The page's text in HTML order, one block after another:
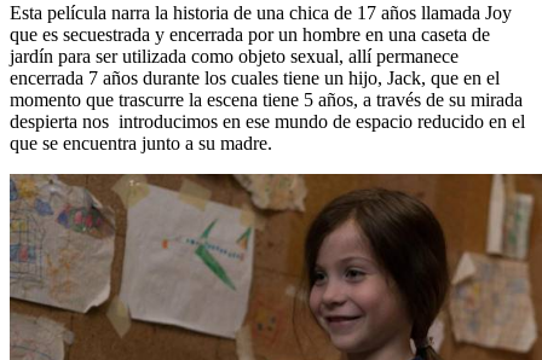
Esta película narra la historia de una chica de 17 años llamada Joy
que es secuestrada y encerrada por un hombre en una caseta de
jardín para ser utilizada como objeto sexual, allí permanece
encerrada 7 años durante los cuales tiene un hijo, Jack, que en el
momento que trascurre la escena tiene 5 años, a través de su mirada
despierta nos introducimos en ese mundo de espacio reducido en el
que se encuentra junto a su madre.